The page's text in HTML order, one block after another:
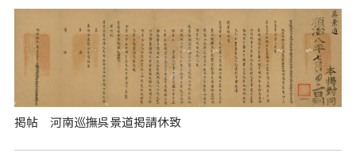
掲帖 河南巡撫呉景道掲請休致